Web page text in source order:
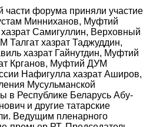
части форума приняли участие
Минниханов, Муфтий
Самигуллин, Верховный
Талгат хазрат Таджуддин,
хазрат Гайнутдин, Муфтий
Крганов, Муфтий ДУМ
Нафигулла хазрат Аширов,
Мусульманской
в Республике Беларусь Абу-
и другие татарские
Ведущим пленарного